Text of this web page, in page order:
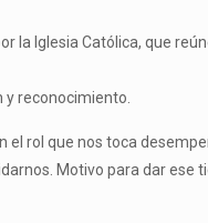
la Iglesia Católica, que
y reconocimiento.
rol que nos toca
Motivo para dar ese